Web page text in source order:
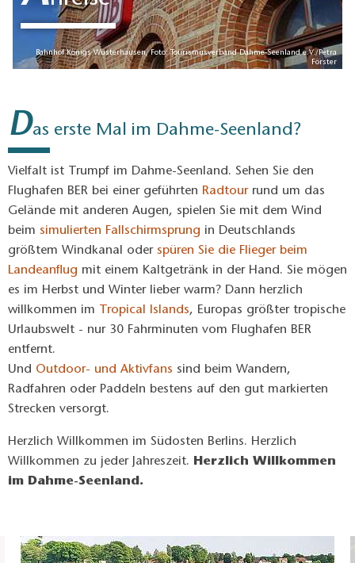
Bahnhof Königs Wusterhausen, Foto: Tourismusverband Dahme-Seenland e.V./Petra
Förster
Das erste Mal im Dahme-Seenland?
Vielfalt ist Trumpf im Dahme-Seenland. Sehen Sie den
Flughafen BER bei einer geführten Radtour rund um das
Gelände mit anderen Augen, spielen Sie mit dem Wind
beim simulierten Fallschirmsprung in Deutschlands
größtem Windkanal oder spüren Sie die Flieger beim
Landeanflug mit einem Kaltgetränk in der Hand. Sie mögen
es im Herbst und Winter lieber warm? Dann herzlich
willkommen im
Tropical Islands, Europas größter tropische
Urlaubswelt - nur 30 Fahrminuten vom Flughafen BER
entfernt.
Und Outdoor- und Aktivfans sind beim Wandern,
Radfahren oder Paddeln bestens auf den gut markierten
Strecken versorgt.
Herzlich Willkommen im Südosten Berlins. Herzlich
Willkommen zu jeder Jahreszeit.
Herzlich Willkommen
im Dahme-Seenland.